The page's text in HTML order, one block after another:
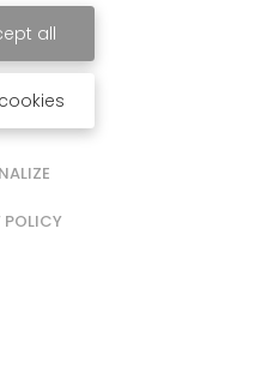
all
POLICY